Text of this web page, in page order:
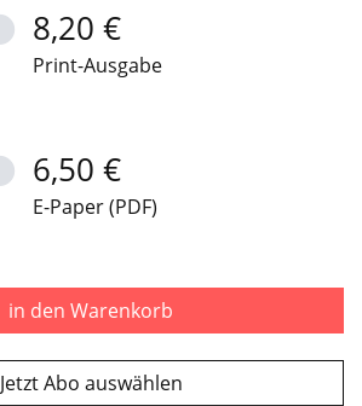
8,20 €
Print-Ausgabe
6,50 €
E-Paper (PDF)
in den Warenkorb
Jetzt Abo auswählen